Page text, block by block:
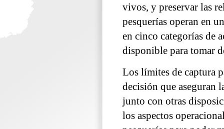
vivos, y preservar las
pesquerías operan en
en cinco categorías de
disponible para tomar
Los límites de captura
decisión que aseguran
junto con otras
los aspectos